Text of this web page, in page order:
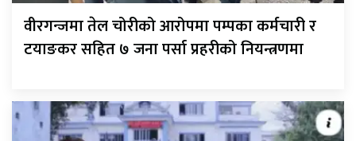
वीरगन्जमा तेल चोरीको आरोपमा पम्पका कर्मचारी र
टयाङकर सहित ७ जना पर्सा प्रहरीको नियन्त्रणमा